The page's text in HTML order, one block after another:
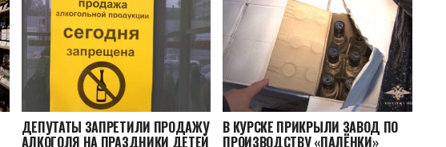
ДЕПУТАТЫ ЗАПРЕТИЛИ ПРОДАЖУ
АЛКОГОЛЯ НА ПРАЗДНИКИ ДЕТЕЙ
В КУРСКЕ ПРИКРЫЛИ ЗАВОД ПО
ПРОИЗВОДСТВУ «ПАЛЁНКИ»